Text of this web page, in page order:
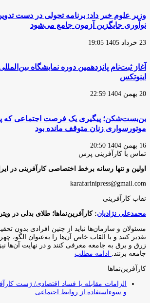
وزیر علوم خبر داد: برنامه تحولی در دست
نوآوری جایگزین آزمون جامع می‌شود
23 خرداد 1405 19:05
آغاز ثبت‌نام پانزدهمین دوره نمایشگاه
اینوتکس
20 بهمن 1404 22:59
بن‌بست‌شکن؛ پیگیری یک فرصت اجتماعی که
موتورسواری زنان متوقف مانده بود
16 بهمن 1404 20:50
تماس با کارآفرینی پرس
اولین و تنها رسانه برخط اختصاصی کارآفرینی در
karafarinipress@gmail.com
نقاب کارآفرینی
محمدعلی نژادیان: کارآفرین‌نماها؛ طلای بدلی در
مسئولان و سازمان‌ها نباید از چنین افرادی بدون
تقدیر کنند و با القاب خاص آ‌ن‌ها را به‌عنوان الگو،
زرق و برق به جامعه معرفی کنند و در نهایت آن‌ها نیز
جامعه بزنند. ادامه مطلب
کارآفرین‌نماها
الزامات مقابله با فساد اقتصادی/ ژست
و سوءاستفاده از روابط اجتماعی